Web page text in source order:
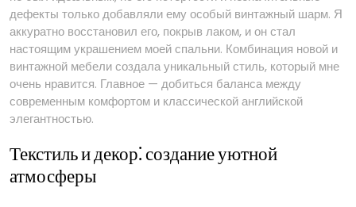
дефекты только добавляли ему особый винтажный шарм. Я
аккуратно восстановил его, покрыв лаком, и он стал
настоящим украшением моей спальни. Комбинация новой и
винтажной мебели создала уникальный стиль, который мне
очень нравится. Главное — добиться баланса между
современным комфортом и классической английской
элегантностью.
Текстиль и декор⁚ создание уютной
атмосферы